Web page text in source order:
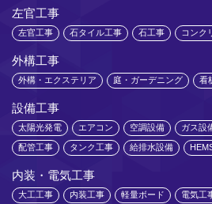
左官工事
左官工事 石タイル工事 石工事 コンク
外構工事
外構・エクステリア 庭・ガーデニング 看
設備工事
太陽光発電 エアコン 空調設備 ガス設
配管工事 タンク工事 給排水設備
内装・電気工事
大工工事 内装工事 軽量ボード 電気工